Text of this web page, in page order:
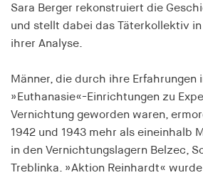
Sara Berger rekonstruiert die
und stellt dabei das Täterkollektiv
ihrer Analyse.
Männer, die durch ihre Erfahrungen
»Euthanasie«-Einrichtungen zu
Vernichtung geworden waren,
1942 und 1943 mehr als eineinhalb
in den Vernichtungslagern Belzec,
Treblinka. »Aktion Reinhardt«
Zweck:
Speichert den
für Cookies auf der aktuellen
1 Jahr
fe_typo_user
Name:
fe_typo_user